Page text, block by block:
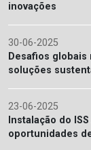
inovações
30-06-2025
Desafios
soluções
23-06-2025
Instalação do
oportunidades